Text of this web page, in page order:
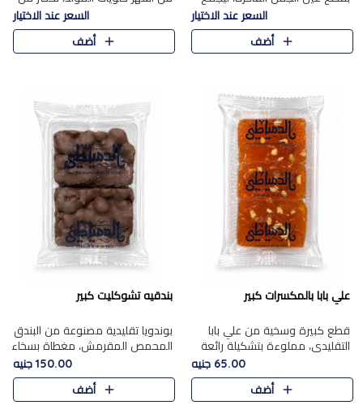
بين القوام الناعم وقرمشة الجوز
في مذاق شرقي أصيل.
السعر عند الاختيار
أضف
فول سوداني محمص بعناية
ومغلف بطبقة رقيقة من السكر
المكرمل، لتمنحك قرمشة أصيلة
السعر عند الاختيار
أضف
علي بابا بالمكسرات كبير
قطع كبيرة وسخية من علي بابا
التقليدي، مملوءة بتشكيلة رائعة
من المكسرات المحمصة المحمرة.
65.00 جنيه
أضف
بندقيه تشوكليت كبير
بوندويا تقليدية مصنوعة من البندق
المحمص المقرمش، مغطاة بسخاء
بشوكولاتة فاخرة غنية لتحقيق
التوازن المثالي بين قوام القرمشة
ونكهة الشوكولاتة ا..
150.00 جنيه
أضف